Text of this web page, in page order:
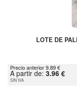
LOTE DE
Precio anterior 9.89 €
A partir de: 3.96 €
SIN IVA